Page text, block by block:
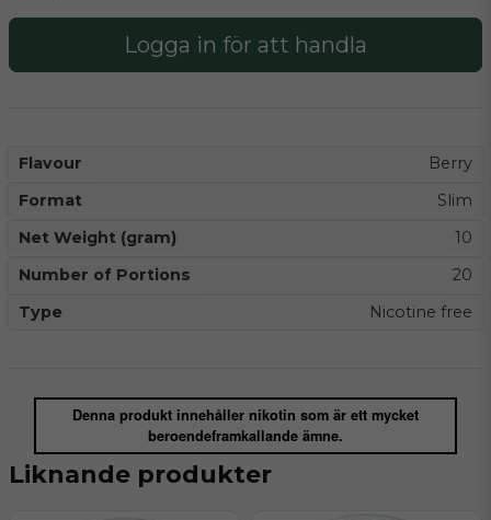
Logga in för att handla
Flavour
Berry
Format
Slim
Net Weight (gram)
10
Number of Portions
20
Type
Nicotine free
Denna produkt innehåller nikotin som är ett mycket
beroendeframkallande ämne.
Liknande produkter